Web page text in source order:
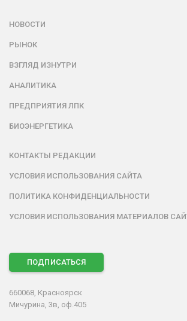
НОВОСТИ
РЫНОК
ВЗГЛЯД ИЗНУТРИ
АНАЛИТИКА
ПРЕДПРИЯТИЯ ЛПК
БИОЭНЕРГЕТИКА
КОНТАКТЫ РЕДАКЦИИ
УСЛОВИЯ ИСПОЛЬЗОВАНИЯ САЙТА
ПОЛИТИКА КОНФИДЕНЦИАЛЬНОСТИ
УСЛОВИЯ ИСПОЛЬЗОВАНИЯ МАТЕРИАЛОВ
ПОДПИСАТЬСЯ
660068, Красноярск
Мичурина, 3в, оф.405